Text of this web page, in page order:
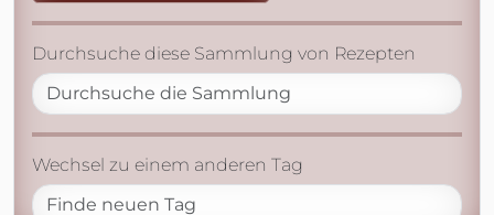
Durchsuche diese Sammlung von Rezepten
Wechsel zu einem anderen Tag